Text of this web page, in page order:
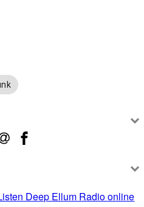
Deep Ellum Radio online